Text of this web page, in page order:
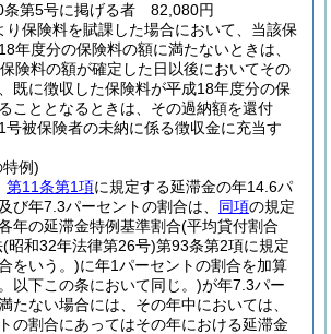
条第5号に掲げる者 82,080円
り保険料を賦課した場合において、当該保
年度分の保険料の額に満たないときは、
険料の額が確定した日以後においてその
既に徴収した保険料が平成18年度分の保
こととなるときは、その過納額を還付
号被保険者の未納に係る徴収金に充当す
例)
第11条第1項に規定する延滞金の年14.6パ
び年7.3パーセントの割合は、 同項の規定
年の延滞金特例基準割合(平均貸付割合
(昭和32年法律第26号)第93条第2項に規定
をいう。)に年1パーセントの割合を加算
以下この条において同じ。)が年7.3パー
たない場合には、その年中においては、
の割合にあってはその年における延滞金